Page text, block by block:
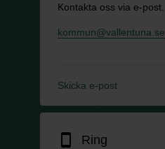
Kontakta oss via e-post.
kommun@vallentuna.se
Skicka e-post
smartphone Ring